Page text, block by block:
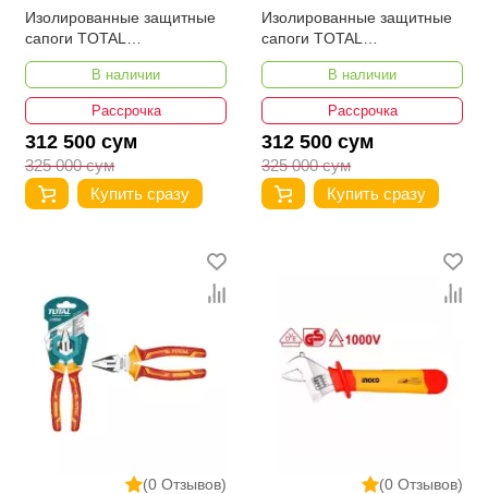
Изолированные защитные
сапоги TOTAL
TSP207IDSB.45
В наличии
Рассрочка
312 500 сум
325 000 сум
Купить сразу
Изолированные защитные
сапоги TOTAL
TSP207IDSB.43
В наличии
Рассрочка
312 500 сум
325 000 сум
Купить сразу
(0 Отзывов)
(0 Отзывов)